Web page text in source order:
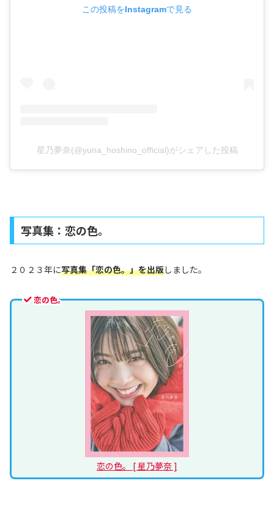
この投稿をInstagramで見る
星乃夢奈(@yuna_hoshino_official)がシェアした投稿
写真集：恋の色。
２０２３年に写真集「恋の色。」を出版しました。
恋の色。
恋の色。 [ 星乃夢奈 ]